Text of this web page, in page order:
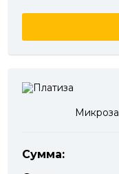
Сумма: